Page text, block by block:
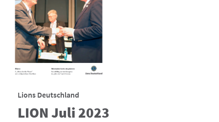
Lions Deutschland
LION Juli 2023